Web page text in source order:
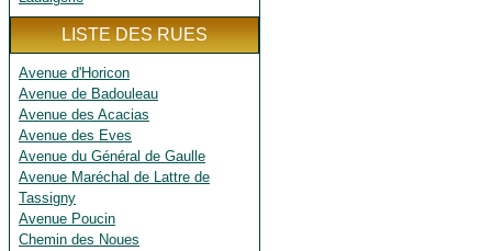
LISTE DES RUES
Avenue d'Horicon
Avenue de Badouleau
Avenue des Acacias
Avenue des Eves
Avenue du Général de Gaulle
Avenue Maréchal de Lattre de
Tassigny
Avenue Poucin
Chemin des Noues